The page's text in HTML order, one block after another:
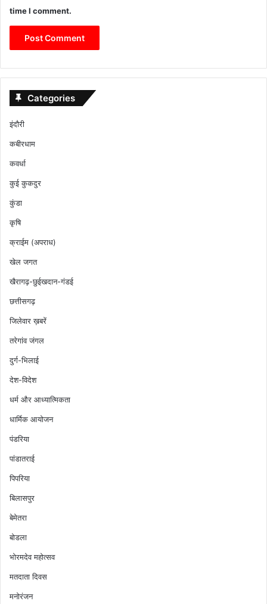
time I comment.
Categories
इंदौरी
कबीरधाम
कवर्धा
कुई कुकदुर
कुंडा
कृषि
क्राईम (अपराध)
खेल जगत
खैरागढ़-छुईखदान-गंडई
छत्तीसगढ़
जिलेवार ख़बरें
तरेगांव जंगल
दुर्ग-भिलाई
देश-विदेश
धर्म और आध्यात्मिकता
धार्मिक आयोजन
पंडरिया
पांडातराई
पिपरिया
बिलासपुर
बेमेतरा
बोडला
भोरमदेव महोत्सव
मतदाता दिवस
मनोरंजन